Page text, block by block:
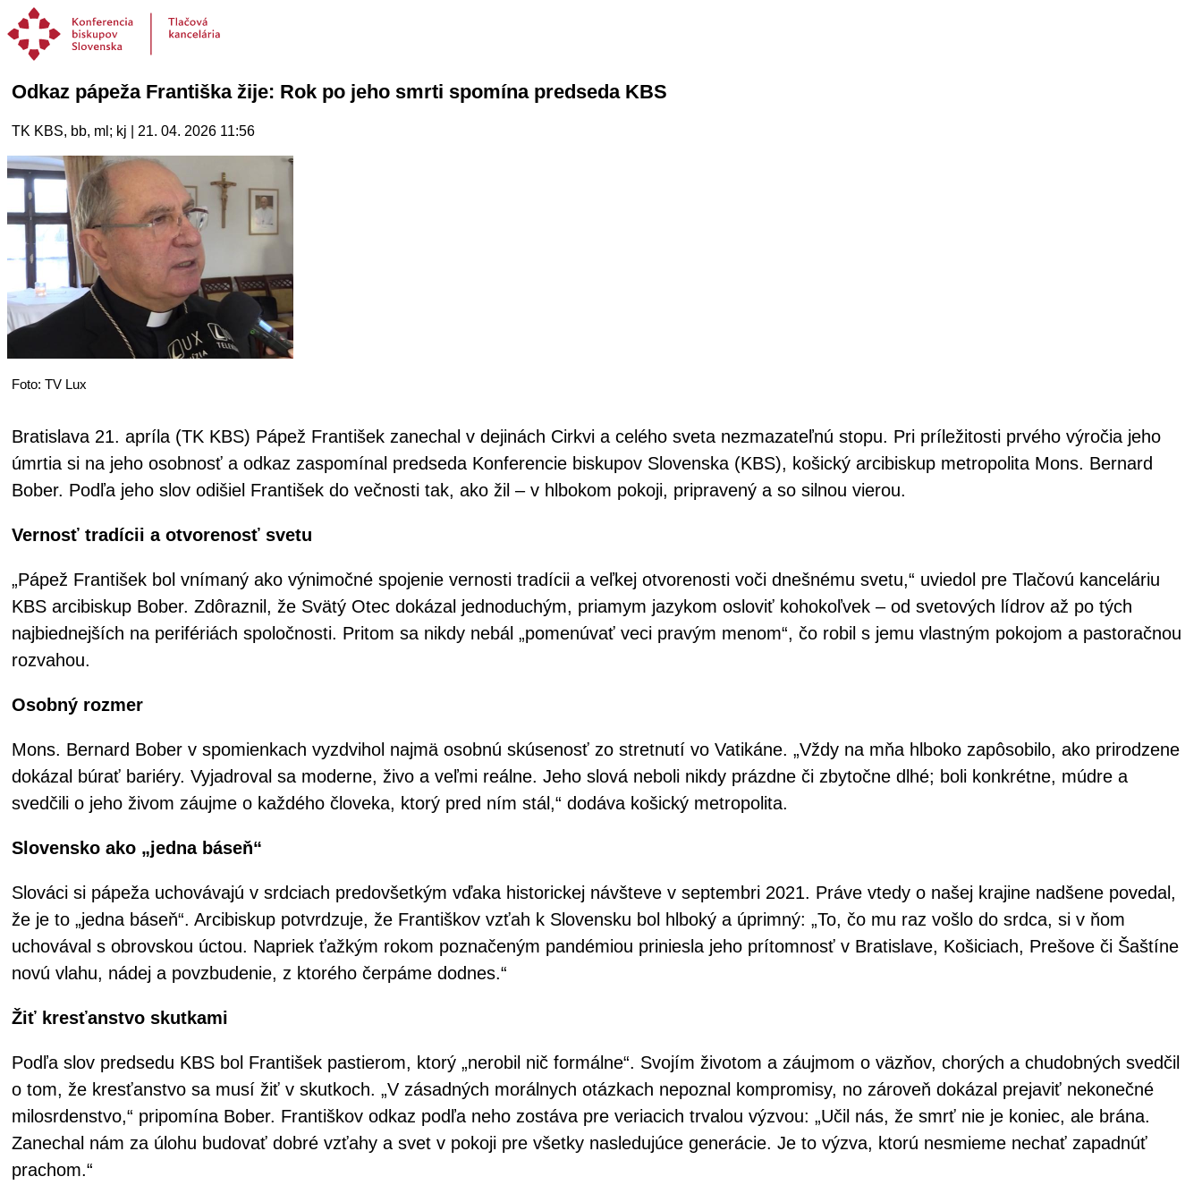
Odkaz pápeža Františka žije: Rok po jeho smrti spomína predseda KBS
TK KBS, bb, ml; kj | 21. 04. 2026 11:56
Foto: TV Lux
Bratislava 21. apríla (TK KBS) Pápež František zanechal v dejinách Cirkvi a celého sveta nezmazateľnú stopu. Pri príležitosti prvého výročia jeho
úmrtia si na jeho osobnosť a odkaz zaspomínal predseda Konferencie biskupov Slovenska (KBS), košický arcibiskup metropolita Mons. Bernard
Bober. Podľa jeho slov odišiel František do večnosti tak, ako žil – v hlbokom pokoji, pripravený a so silnou vierou.
Vernosť tradícii a otvorenosť svetu
„Pápež František bol vnímaný ako výnimočné spojenie vernosti tradícii a veľkej otvorenosti voči dnešnému svetu,“ uviedol pre Tlačovú kanceláriu
KBS arcibiskup Bober. Zdôraznil, že Svätý Otec dokázal jednoduchým, priamym jazykom osloviť kohokoľvek – od svetových lídrov až po tých
najbiednejších na perifériách spoločnosti. Pritom sa nikdy nebál „pomenúvať veci pravým menom“, čo robil s jemu vlastným pokojom a pastoračnou
rozvahou.
Osobný rozmer
Mons. Bernard Bober v spomienkach vyzdvihol najmä osobnú skúsenosť zo stretnutí vo Vatikáne. „Vždy na mňa hlboko zapôsobilo, ako prirodzene
dokázal búrať bariéry. Vyjadroval sa moderne, živo a veľmi reálne. Jeho slová neboli nikdy prázdne či zbytočne dlhé; boli konkrétne, múdre a
svedčili o jeho živom záujme o každého človeka, ktorý pred ním stál,“ dodáva košický metropolita.
Slovensko ako „jedna báseň“
Slováci si pápeža uchovávajú v srdciach predovšetkým vďaka historickej návšteve v septembri 2021. Práve vtedy o našej krajine nadšene povedal,
že je to „jedna báseň“. Arcibiskup potvrdzuje, že Františkov vzťah k Slovensku bol hlboký a úprimný: „To, čo mu raz vošlo do srdca, si v ňom
uchovával s obrovskou úctou. Napriek ťažkým rokom poznačeným pandémiou priniesla jeho prítomnosť v Bratislave, Košiciach, Prešove či Šaštíne
novú vlahu, nádej a povzbudenie, z ktorého čerpáme dodnes.“
Žiť kresťanstvo skutkami
Podľa slov predsedu KBS bol František pastierom, ktorý „nerobil nič formálne“. Svojím životom a záujmom o väzňov, chorých a chudobných svedčil
o tom, že kresťanstvo sa musí žiť v skutkoch. „V zásadných morálnych otázkach nepoznal kompromisy, no zároveň dokázal prejaviť nekonečné
milosrdenstvo,“ pripomína Bober. Františkov odkaz podľa neho zostáva pre veriacich trvalou výzvou: „Učil nás, že smrť nie je koniec, ale brána.
Zanechal nám za úlohu budovať dobré vzťahy a svet v pokoji pre všetky nasledujúce generácie. Je to výzva, ktorú nesmieme nechať zapadnúť
prachom.“